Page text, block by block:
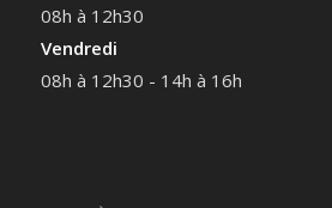
08h à 12h30
Vendredi
08h à 12h30 - 14h à 16h